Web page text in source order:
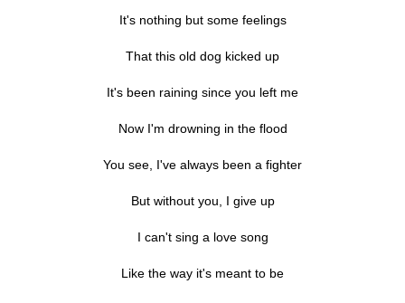
It's nothing but some feelings
That this old dog kicked up
It's been raining since you left me
Now I'm drowning in the flood
You see, I've always been a fighter
But without you, I give up
I can't sing a love song
Like the way it's meant to be